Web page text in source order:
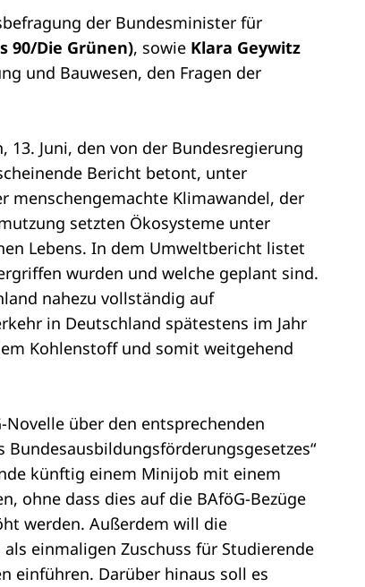
der Bundesminister für
90/Die Grünen), sowie Klara Geywitz
und Bauwesen, den Fragen der
Juni, den von der Bundesregierung
Bericht betont, unter
menschengemachte Klimawandel, der
setzten Ökosysteme unter
Lebens. In dem Umweltbericht listet
wurden und welche geplant sind.
nahezu vollständig auf
in Deutschland spätestens im Jahr
Kohlenstoff und somit weitgehend
über den entsprechenden
Bundesausbildungsförderungsgesetzes“
künftig einem Minijob mit einem
ohne dass dies auf die BAföG-Bezüge
werden. Außerdem will die
einmaligen Zuschuss für Studierende
einführen. Darüber hinaus soll es